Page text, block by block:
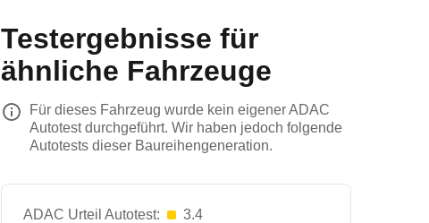
Testergebnisse für
ähnliche Fahrzeuge
Für dieses Fahrzeug wurde kein eigener ADAC
Autotest durchgeführt. Wir haben jedoch folgende
Autotests dieser Baureihengeneration.
ADAC Urteil Autotest: 3.4